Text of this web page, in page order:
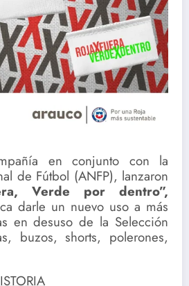
en conjunto con la
de Fútbol (ANFP), lanzaron
Verde por dentro”,
darle un nuevo uso a más
en desuso de la Selección
buzos, shorts, polerones,